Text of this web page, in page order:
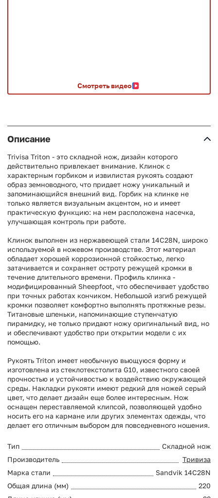
Смотреть видео
Описание
Trivisa Triton - это складной нож, дизайн которого
действительно привлекает внимание. Клинок с
характерным горбиком и извилистая рукоять создают
образ земноводного, что придает ножу уникальный и
запоминающийся внешний вид. Горбик на клинке не
только является визуальным акцентом, но и имеет
практическую функцию: на нем расположена насечка,
улучшающая контроль при работе.
Клинок выполнен из нержавеющей стали 14C28N, широко
используемой в ножевом производстве. Этот материал
обладает хорошей коррозионной стойкостью, легко
затачивается и сохраняет остроту режущей кромки в
течение длительного времени. Профиль клинка -
модифицированный Sheepfoot, что обеспечивает удобство
при точных работах кончиком. Небольшой изгиб режущей
кромки позволяет комфортно выполнять протяжные резы.
Титановые шпеньки, напоминающие ступенчатую
пирамидку, не только придают ножу оригинальный вид, но
и обеспечивают удобство при открытии модели с их
помощью.
Рукоять Triton имеет необычную вьющуюся форму и
изготовлена из стеклотекстолита G10, известного своей
прочностью и устойчивостью к воздействию окружающей
среды. Накладки рукояти имеют редкий для ножей серый
цвет, что делает дизайн еще более интересным. Нож
оснащен переставляемой клипсой, позволяющей удобно
носить его на кармане или других элементах одежды, что
делает его отличным выбором для повседневного ношения.
Тип
Складной нож
Производитель
Тривиза
Марка стали
Sandvik 14C28N
Общая длина (мм)
220